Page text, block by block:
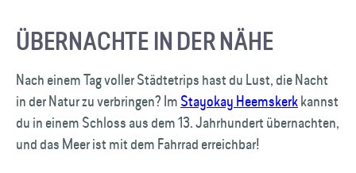
ÜBERNACHTE IN DER NÄHE
Nach einem Tag voller Städtetrips hast du Lust, die Nacht
in der Natur zu verbringen? Im Stayokay Heemskerkkannst
du in einem Schloss aus dem 13. Jahrhundert übernachten,
und das Meer ist mit dem Fahrrad erreichbar!